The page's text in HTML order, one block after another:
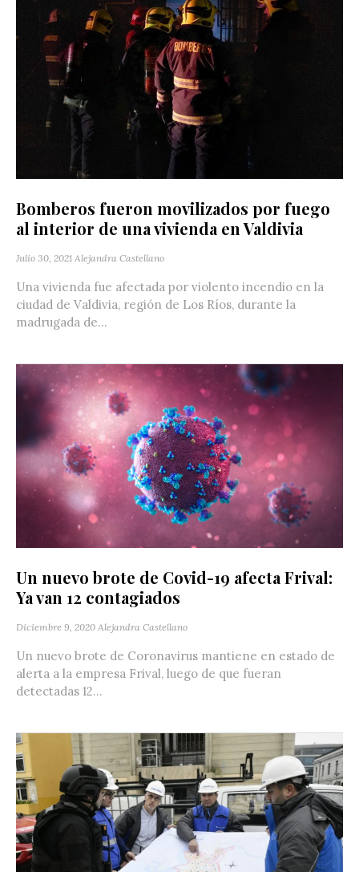
Bomberos fueron movilizados por fuego
al interior de una vivienda en Valdivia
Julio 30, 2021 Alejandra Castellano
Una vivienda fue afectada por violento incendio en la
ciudad de Valdivia, región de Los Ríos, durante la
madrugada de...
Un nuevo brote de Covid-19 afecta Frival:
Ya van 12 contagiados
Diciembre 9, 2020 Alejandra Castellano
Un nuevo brote de Coronavirus mantiene en estado de
alerta a la empresa Frival, luego de que fueran
detectadas 12...